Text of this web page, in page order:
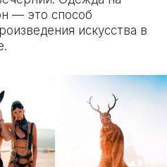
— это способ
искусства в